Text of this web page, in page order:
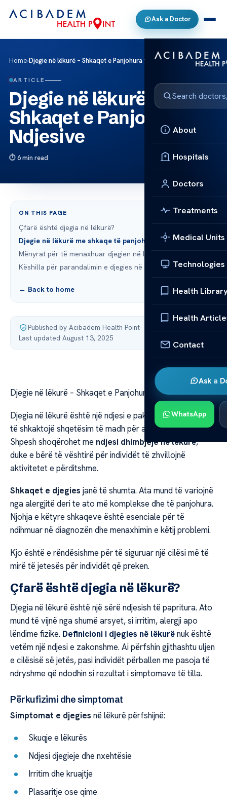
Ask a Doctor
About
Hospitals
Doctors
Treatments
Medical Units
Technologies
Health
Health
Contact
Ask a
WhatsApp
Home›Djegie në lëkurë – Shkaqet e Panjohura të Ndjesive
ARTICLE
Djegie në lëkurë –
Shkaqet e Panjohura të
Ndjesive
6 min read
ON THIS PAGE
Çfarë është djegia në lëkurë?
Djegie në lëkurë me shkaqe të panjohura
Mënyrat për të menaxhuar djegien në lëkurë
Këshilla për parandalimin e djegies në lëkurë
← Back to home
Published by Acibadem Health Point·
Last updated August 13, 2025
Djegie në lëkurë – Shkaqet e Panjohura të Ndjesive
Djegia në lëkurë është një ndjesi e pakëndshme. Ajo mund
të shkaktojë shqetësim të madh për ata që e përjetojnë.
Shpesh shoqërohet me ndjesi dhimbjeje në lëkurë,
duke e bërë të vështirë për individët të zhvillojnë
aktivitetet e përditshme.
Shkaqet e djegies janë të shumta. Ata mund të variojnë
nga alergjitë deri te ato më komplekse dhe të panjohura.
Njohja e këtyre shkaqeve është esenciale për të
ndihmuar në diagnozën dhe menaxhimin e këtij problemi.
Kjo është e rëndësishme për të siguruar një cilësi më të
mirë të jetesës për individët që preken.
Çfarë është djegia në lëkurë?
Djegia në lëkurë është një sërë ndjesish të papritura. Ato
mund të vijnë nga shumë arsyet, si irritim, alergji apo
lëndime fizike. Definicioni i djegies në lëkurënuk është
vetëm një ndjesi e zakonshme. Ai përfshin gjithashtu uljen
e cilësisë së jetës, pasi individët përballen me pasoja të
ndryshme që ndodhin si rezultat i simptomave të tilla.
Përkufizimi dhe simptomat
Simptomat e djegies në lëkurë përfshijnë:
Skuqje e lëkurës
Ndjesi djegieje dhe nxehtësie
Irritim dhe kruajtje
Plasaritje ose qime